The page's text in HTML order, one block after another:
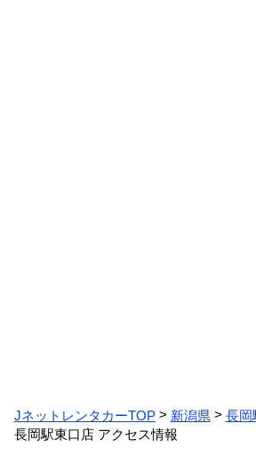
JネットレンタカーTOP 新潟県
長岡
長岡駅東口店 アクセス情報